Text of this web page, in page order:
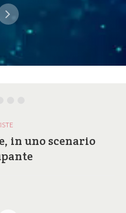
in uno scenario